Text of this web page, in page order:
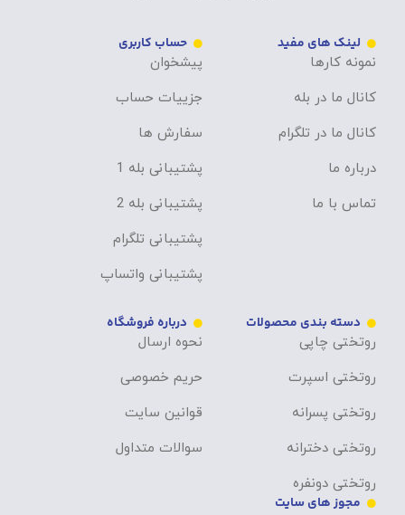
لینک های مفید
نمونه کارها
کانال ما در بله
کانال ما در تلگرام
درباره ما
تماس با ما
حساب کاربری
پیشخوان
جزییات حساب
سفارش ها
پشتیبانی بله 1
پشتیبانی بله 2
پشتیبانی تلگرام
پشتیبانی واتساپ
دسته بندی محصولات
روتختی چاپی
روتختی اسپرت
روتختی پسرانه
روتختی دخترانه
روتختی دونفره
درباره فروشگاه
نحوه ارسال
حریم خصوصی
قوانین سایت
سوالات متداول
مجوز های سایت